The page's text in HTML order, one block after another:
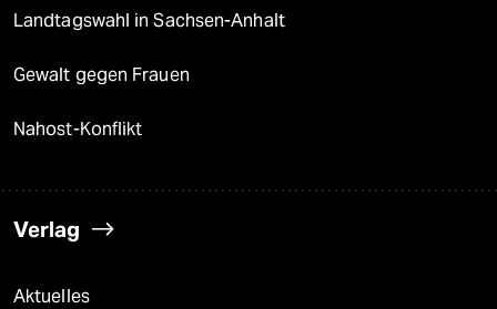
Landtagswahl in Sachsen-Anhalt
Gewalt gegen Frauen
Nahost-Konflikt
Verlag
Aktuelles